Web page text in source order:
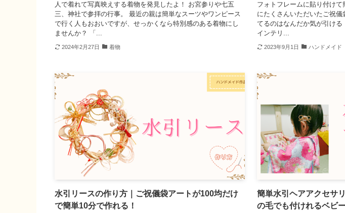
人で着れて写真映えする着物を発見したよ！ お宮参りや七五
三、神社で参拝の行事。 最近の親は簡単なスーツやワンピース
で行く人もおおいですが、せっかくなら特別感のある着物にし
ませんか？ 「...
2024年2月27日 着物
フォトフレームに貼り付け
にたくさんいただいたご祝
てるのはなんだか気が引け
インテリ...
2023年9月1日 ハンドメイド
水引リースの作り方｜ご祝儀袋アートが100均だけ
で簡単10分で作れる！
簡単水引ヘアアクセサ
の毛でも付けれるベビ